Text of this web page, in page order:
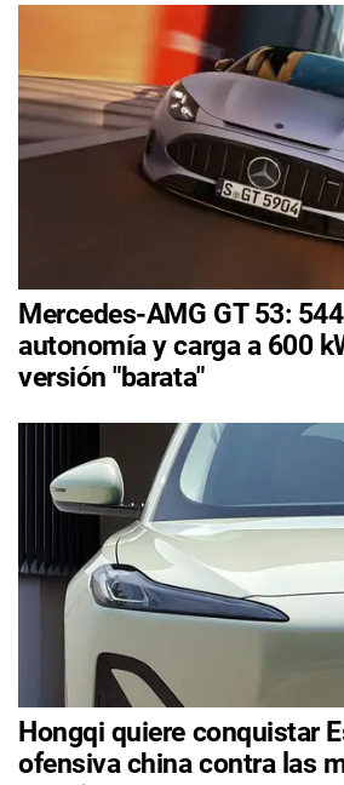
Mercedes-AMG GT 53:
autonomía y carga a 600
versión "barata"
Hongqi quiere conquistar
ofensiva china contra las